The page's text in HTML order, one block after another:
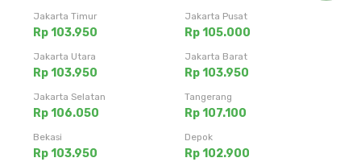
Jakarta Timur
Rp 103.950
Jakarta Pusat
Rp 105.000
Jakarta Utara
Rp 103.950
Jakarta Barat
Rp 103.950
Jakarta Selatan
Rp 106.050
Tangerang
Rp 107.100
Bekasi
Rp 103.950
Depok
Rp 102.900